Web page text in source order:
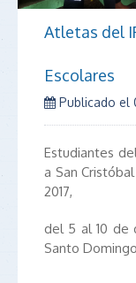
Atletas del
Escolares
Publicado el
Estudiantes
a San
2017,
del 5 al 10 de
Santo